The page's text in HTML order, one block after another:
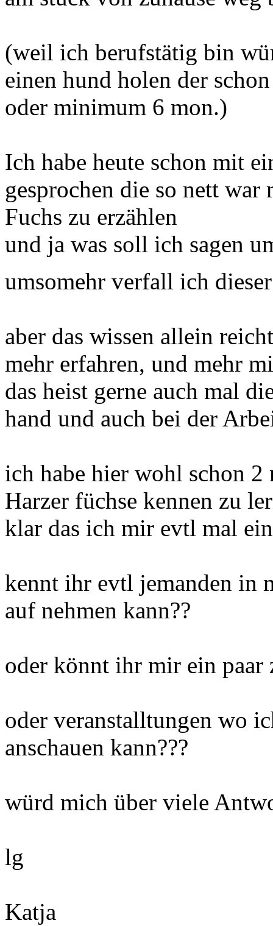
(weil ich berufstätig bin
einen hund holen der
oder minimum 6 mon.)
Ich habe heute schon mit
gesprochen die so nett
Fuchs zu erzählen
und ja was soll ich sagen
umsomehr verfall ich
aber das wissen allein
mehr erfahren, und mehr
das heist gerne auch mal
hand und auch bei der
ich habe hier wohl schon 2
Harzer füchse kennen zu
klar das ich mir evtl mal
kennt ihr evtl jemanden in
auf nehmen kann??
oder könnt ihr mir ein paar
oder veranstalltungen wo
anschauen kann???
würd mich über viele
lg
Katja